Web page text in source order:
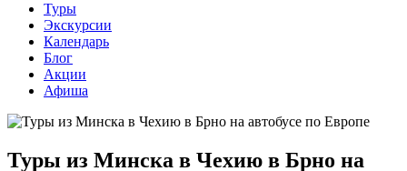
Туры
Экскурсии
Календарь
Блог
Акции
Афиша
Туры из Минска в Чехию в Брно на